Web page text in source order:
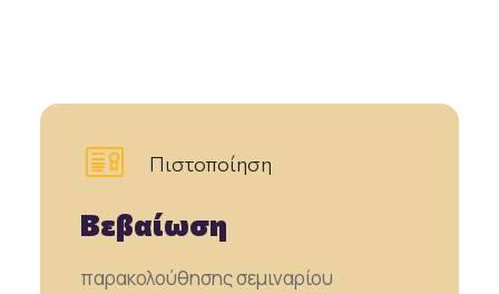
Πιστοποίηση
Βεβαίωση
παρακολούθησης σεμιναρίου